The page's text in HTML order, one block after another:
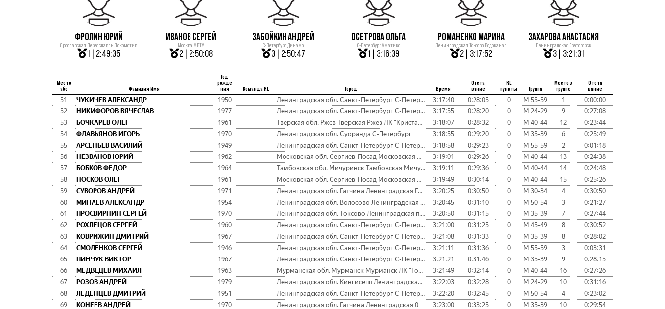
ФРОЛИН ЮРИЙ
Ярославская Переяславль Локомотив
1 | 2:49:35
ИВАНОВ СЕРГЕЙ
Москва МВТУ
2 | 2:50:08
ЗАБОЙКИН АНДРЕЙ
С-Петербург Динамо
3 | 2:50:47
ОСЕТРОВА ОЛЬГА
С-Петербург Аматико
1 | 3:16:39
РОМАНЕНКО МАРИНА
Ленинградская Токсово Водоканал
2 | 3:17:52
ЗАХАРОВА АНАСТАСИЯ
Ленинградская Светогорск
3 | 3:21:31
Место
абс
Фамилия Имя
Год
рожде
ния
Команда RL Город Время
Отста
вание
RL
пункты
Группа
Место в
группе
Отста
вание
51 ЧУКИЧЕВ АЛЕКСАНДР 1950 Ленинградская обл. Санкт-Петербург С-Петербург Аматико 3:17:40 0:28:05 0 М 55-59 1
0:00:00
52
НИКИФОРОВ ВЯЧЕСЛАВ 1977 Ленинградская обл. Санкт-Петербург С-Петербург СЗУВДТ, Д 3:17:55 0:28:20 0 М 24-29 9
0:27:08
53
БОЧКАРЕВ ОЛЕГ 1961 Тверская обл. Ржев Тверская Ржев ЛК "Кристалл" 3:18:07 0:28:32 0 М 40-44 12
0:23:44
54
ФЛАВЬЯНОВ ИГОРЬ 1970 Ленинградская обл. Суоранда С-Петербург 3:18:55 0:29:20 0 М 35-39 6
0:25:49
55
АРСЕНЬЕВ ВАСИЛИЙ 1949 Ленинградская обл. Санкт-Петербург С-Петербург Формула рус.рока 3:18:58 0:29:23 0 М 55-59 2
0:01:18
56
НЕЗВАНОВ ЮРИЙ 1962 Московская обл. Сергиев-Посад Московская Сергиев Посад 3:19:01 0:29:26 0 М 40-44 13
0:24:38
57
БОБКОВ ФЕДОР 1964 Тамбовская обл. Мичуринск Тамбовская Мичуринск 3:19:11 0:29:36 0 М 40-44 14
0:24:48
58
НОСКОВ ОЛЕГ 1961 Московская обл. Сергиев-Посад Московская Сергиев Посад 3:19:49 0:30:14 0 М 40-44 15
0:25:26
59
СУВОРОВ АНДРЕЙ 1971 Ленинградская обл. Гатчина Ленинградская Гатчина 3:20:25 0:30:50 0 М 30-34 4
0:30:50
60
МИНАЕВ АЛЕКСАНДР 1954 Ленинградская обл. Волосово Ленинградская п.Бегуницы Д 3:20:45 0:31:10 0 М 50-54 3
0:21:27
61
ПРОСВИРНИН СЕРГЕЙ 1970 Ленинградская обл. Токсово Ленинградская п.Токсово ВКА, Формула рус.рока 3:20:50 0:31:15 0 М 35-39 7
0:27:44
62
РОХЛЕЦОВ СЕРГЕЙ 1960 Ленинградская обл. Санкт-Петербург С-Петербург 3:21:00 0:31:25 0 М 45-49 8
0:30:52
63
КОВРИЖИН ДМИТРИЙ 1967 Ленинградская обл. Санкт-Петербург С-Петербург ЗАО "Аматико" 3:21:08 0:31:33 0 М 35-39 8
0:28:02
64
СМОЛЕНКОВ СЕРГЕЙ 1946 Ленинградская обл. Санкт-Петербург С-Петербург 3:21:11 0:31:36 0 М 55-59 3
0:03:31
65
ПИНЧУК ВИКТОР 1967 Ленинградская обл. Санкт-Петербург С-Петербург Водоканал 3:21:21 0:31:46 0 М 35-39 9
0:28:15
66
МЕДВЕДЕВ МИХАИЛ 1963 Мурманская обл. Мурманск Мурманск ЛК "Гольфстрим" 3:21:49 0:32:14 0 М 40-44 16
0:27:26
67
РОЗОВ АНДРЕЙ 1979 Ленинградская обл. Кингисепп Ленинградская Кингисепп 3:22:03 0:32:28 0 М 24-29 10
0:31:16
68
ЛЕДЕНЦЕВ ДМИТРИЙ 1951 Ленинградская обл. Санкт-Петербург С-Петербург 3:22:20 0:32:45 0 М 50-54 4
0:23:02
69
КОНЕЕВ АНДРЕЙ 1970 Ленинградская обл. Гатчина Ленинградская 0 3:23:00 0:33:25 0 М 35-39 10
0:29:54